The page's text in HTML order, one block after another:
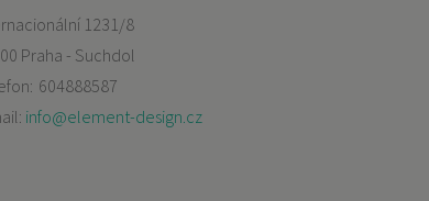
1231/8
Praha - Suchdol
604888587
info@element-design.cz